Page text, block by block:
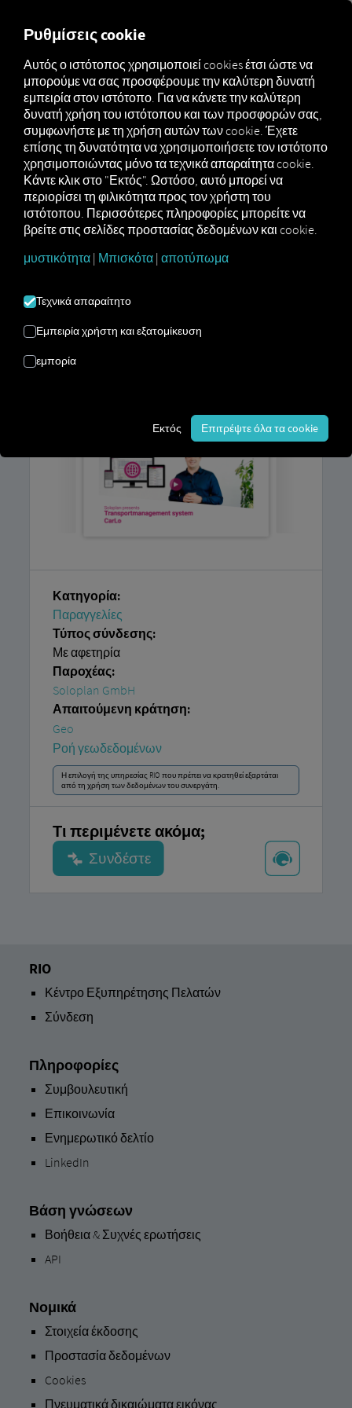
Marketplace Connectors CarLo Connect
CARLO CONNECT
Σύνδεση με εξωτερικό πάροχο
Χρησιμοποιείτε ήδη τηνυπηρεσία
περίπτωση, μπορείτε
τις δικές μας υπηρεσίες. Το μόνο που
πλατφόρμα RIO καθώς και
Κατηγορία:
Παραγγελίες
Τύπος σύνδεσης:
Με αφετηρία
Παροχέας:
Soloplan GmbH
Απαιτούμενη κράτηση:
Geo
Ροή γεωδεδομένων
Η επιλογή της υπηρεσίας RIO που πρέπει να κρατηθεί εξαρτάται
από τη χρήση των δεδομένων του συνεργάτη.
Τι περιμένετε ακόμα;
RIO
Κέντρο Εξυπηρέτησης Πελατών
Σύνδεση
Πληροφορίες
Συμβουλευτική
Επικοινωνία
Ενημερωτικό δελτίο
LinkedIn
Βάση γνώσεων
Βοήθεια & Συχνές ερωτήσεις
API
Νομικά
Στοιχεία έκδοσης
Προστασία δεδομένων
Cookies
Πνευματικά δικαιώματα εικόνας
Ρυθμίσεις cookie
Αυτός ο ιστότοπος χρησιμοποιεί cookies έτσι ώστε να
μπορούμε να σας προσφέρουμε την καλύτερη δυνατή
εμπειρία στον ιστότοπο. Για να κάνετε την καλύτερη
δυνατή χρήση του ιστότοπου και των προσφορών σας,
συμφωνήστε με τη χρήση αυτών των cookie. Έχετε
επίσης τη δυνατότητα να χρησιμοποιήσετε τον ιστότοπο
χρησιμοποιώντας μόνο τα τεχνικά απαραίτητα cookie.
Κάντε κλικ στο "Εκτός". Ωστόσο, αυτό μπορεί να
περιορίσει τη φιλικότητα προς τον χρήστη του
ιστότοπου. Περισσότερες πληροφορίες μπορείτε να
βρείτε στις σελίδες προστασίας δεδομένων και cookie.
μυστικότητα | Μπισκότα | αποτύπωμα
Τεχνικά απαραίτητο
Εμπειρία χρήστη και εξατομίκευση
εμπορία
Εκτός Επιτρέψτε όλα τα cookie